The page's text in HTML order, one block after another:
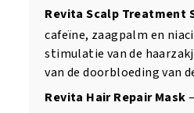
Revita Scalp Treatment
cafeïne, zaagpalm en
stimulatie van de
van de doorbloeding van
Revita Hair Repair Mask